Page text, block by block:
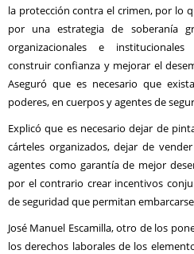
la protección contra el crimen, por lo
por una estrategia de soberanía
organizacionales e
construir confianza y mejorar el
Aseguró que es necesario que
poderes, en cuerpos y agentes de
Explicó que es necesario dejar de
cárteles organizados, dejar de
agentes como garantía de mejor
por el contrario crear incentivos
de seguridad que permitan
José Manuel Escamilla, otro de los
los derechos laborales de los